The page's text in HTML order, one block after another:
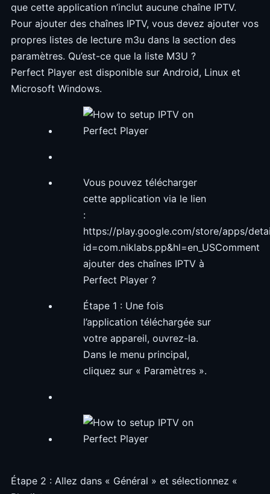
que cette application n’inclut aucune chaîne IPTV.
Pour ajouter des chaînes IPTV, vous devez ajouter vos
propres listes de lecture m3u dans la section des
paramètres. Qu’est-ce que la liste M3U ?
Perfect Player est disponible sur Android, Linux et
Microsoft Windows.
Vous pouvez télécharger
cette application via le lien
:
https://play.google.com/store/apps/
id=com.niklabs.pp&hl=en_USComment
ajouter des chaînes IPTV à
Perfect Player ?
Étape 1 : Une fois
l’application téléchargée sur
votre appareil, ouvrez-la.
Dans le menu principal,
cliquez sur « Paramètres ».
Étape 2 : Allez dans « Général » et sélectionnez «